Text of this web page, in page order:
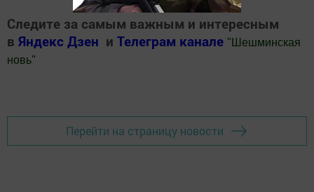
Следите за самым важным и интересным
в Яндекс Дзен и Телеграм канале " Шешминская
новь"
Перейти на страницу новости